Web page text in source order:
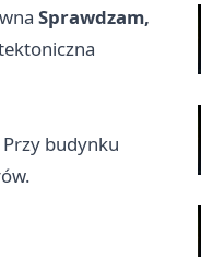
Sprawdzam,
budynku